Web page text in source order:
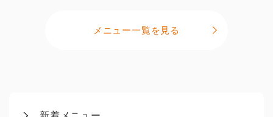
メニュー一覧を見る